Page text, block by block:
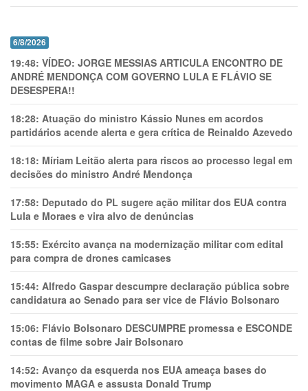
6/8/2026
19:48: VÍDEO: JORGE MESSIAS ARTICULA ENCONTRO DE
ANDRÉ MENDONÇA COM GOVERNO LULA E FLÁVIO SE
DESESPERA!!
18:28: Atuação do ministro Kássio Nunes em acordos
partidários acende alerta e gera crítica de Reinaldo Azevedo
18:18: Míriam Leitão alerta para riscos ao processo legal em
decisões do ministro André Mendonça
17:58: Deputado do PL sugere ação militar dos EUA contra
Lula e Moraes e vira alvo de denúncias
15:55: Exército avança na modernização militar com edital
para compra de drones camicases
15:44: Alfredo Gaspar descumpre declaração pública sobre
candidatura ao Senado para ser vice de Flávio Bolsonaro
15:06: Flávio Bolsonaro DESCUMPRE promessa e ESCONDE
contas de filme sobre Jair Bolsonaro
14:52: Avanço da esquerda nos EUA ameaça bases do
movimento MAGA e assusta Donald Trump